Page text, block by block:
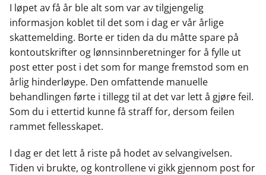
I løpet av få år ble alt som var av tilgjengelig
informasjon koblet til det som i dag er vår årlige
skattemelding. Borte er tiden da du måtte spare på
kontoutskrifter og lønnsinnberetninger for å fylle ut
post etter post i det som for mange fremstod som en
årlig hinderløype. Den omfattende manuelle
behandlingen førte i tillegg til at det var lett å gjøre feil.
Som du i ettertid kunne få straff for, dersom feilen
rammet fellesskapet.
I dag er det lett å riste på hodet av selvangivelsen.
Tiden vi brukte, og kontrollene vi gikk gjennom post for